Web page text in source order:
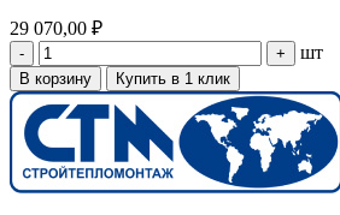
29 070,00 ₽
- + шт
В корзину Купить в 1 клик